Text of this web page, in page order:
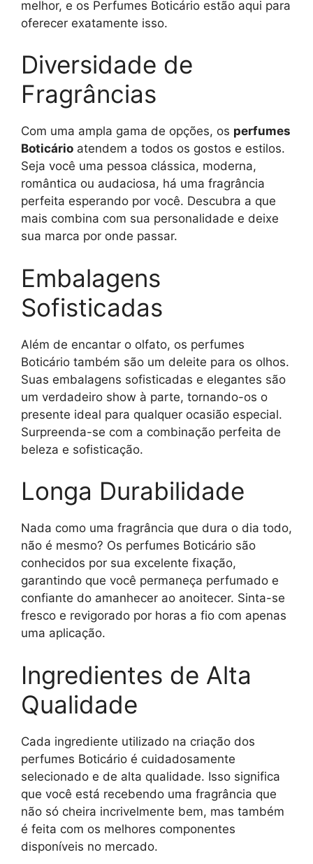
melhor, e os Perfumes Boticário estão aqui para
oferecer exatamente isso.
Diversidade de
Fragrâncias
Com uma ampla gama de opções, os perfumes
Boticário atendem a todos os gostos e estilos.
Seja você uma pessoa clássica, moderna,
romântica ou audaciosa, há uma fragrância
perfeita esperando por você. Descubra a que
mais combina com sua personalidade e deixe
sua marca por onde passar.
Embalagens
Sofisticadas
Além de encantar o olfato, os perfumes
Boticário também são um deleite para os olhos.
Suas embalagens sofisticadas e elegantes são
um verdadeiro show à parte, tornando-os o
presente ideal para qualquer ocasião especial.
Surpreenda-se com a combinação perfeita de
beleza e sofisticação.
Longa Durabilidade
Nada como uma fragrância que dura o dia todo,
não é mesmo? Os perfumes Boticário são
conhecidos por sua excelente fixação,
garantindo que você permaneça perfumado e
confiante do amanhecer ao anoitecer. Sinta-se
fresco e revigorado por horas a fio com apenas
uma aplicação.
Ingredientes de Alta
Qualidade
Cada ingrediente utilizado na criação dos
perfumes Boticário é cuidadosamente
selecionado e de alta qualidade. Isso significa
que você está recebendo uma fragrância que
não só cheira incrivelmente bem, mas também
é feita com os melhores componentes
disponíveis no mercado.